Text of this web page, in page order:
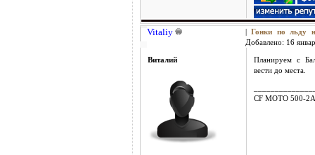
Vitaliy |Гонки по льду
Добавлено: 16
Виталий
Планируем с
вести до места.
CF MOTO 500-2A